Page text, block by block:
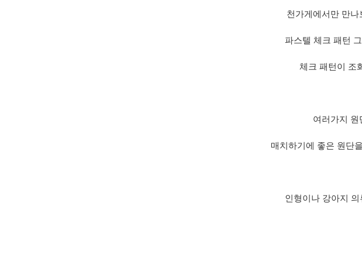
천가게에서만 만
파스텔 체크 패턴
체크 패턴이 조
여러가지 원
매치하기에 좋은 원단
인형이나 강아지